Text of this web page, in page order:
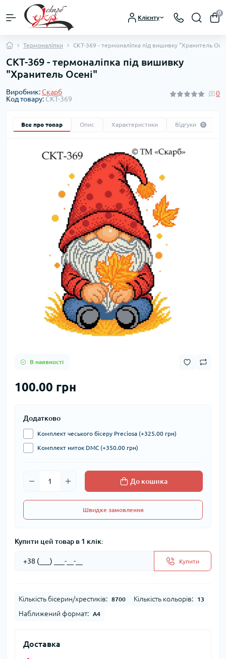
Клієнту
0
Термоналіпки СКТ-369 - термоналіпка під вишивку "Хранитель
СКТ-369 - термоналіпка під вишивку
"Хранитель Осені"
Виробник:Скарб
Код товару: СКТ-369
0
Все про товар Опис Характеристики Відгуки 0
В наявності
100.00 грн
Додатково
Комплект чеського бісеру Preciosa (+325.00 грн)
Комплект ниток DMC (+350.00 грн)
До кошика
Швидке замовлення
Купити цей товар в 1 клік:
Купити
Кількість бісерин/хрестиків: 8700 Кількість кольорів: 13
Наближений формат: А4
Доставка